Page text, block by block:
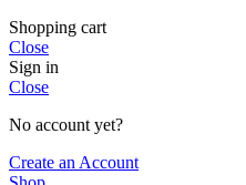
Shopping cart
Close
Sign in
Close
No account yet?
Create an Account